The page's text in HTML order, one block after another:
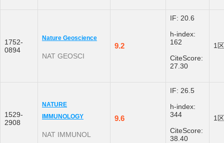
1752-
0894
Nature Geoscience
NAT GEOSCI
9.2
IF: 20.6
h-index:
162
CiteScore:
27.30
1区
1529-
2908
NATURE
IMMUNOLOGY
NAT IMMUNOL
9.6
IF: 26.5
h-index:
344
CiteScore:
38.40
1区